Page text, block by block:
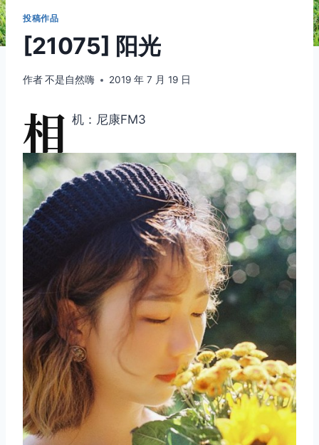
投稿作品
[21075] 阳光
作者不是自然嗨 2019 年 7 月 19 日
相 机：尼康FM3